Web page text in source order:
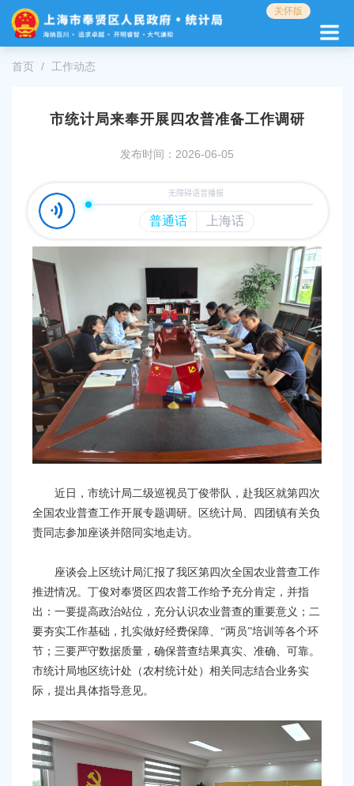
关怀版
首页 工作动态
市统计局来奉开展四农普准备工作调研
发布时间：2026-06-05
近日 ，市统计局二级巡视员丁俊带队， 赴我 区就第四次
全国农业普查工作开展专题调研。区统计局、四团镇有关负
责同志参加座谈并陪同实地走访。
座谈会上 区统计局汇报了我 区第四次全国农业普查工作
推进情况。 丁俊对奉贤区 四农普工作给予充分肯定，并指
出 ：一要提高政治站位，充分认识农业普查的重要意义；二
要夯实工作基础，扎实做好经费保障、 “两员”培训等各个环
节 ；三要严守数据质量，确保普查结果真实、准确、可靠。
市统计局地区统计处（农村统计处） 相关同志结合业务实
际，提出具体指导意见。